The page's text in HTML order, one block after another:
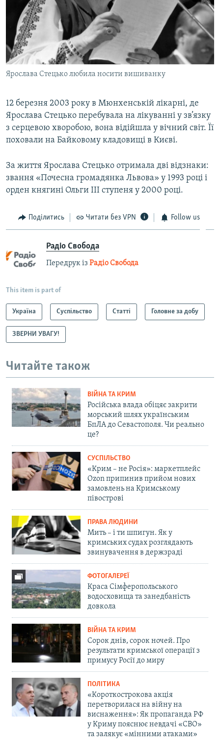
Ярослава Стецько любила носити вишиванку
12 березня 2003 року в Мюнхенській лікарні, де
Ярослава Стецько перебувала на лікуванні у зв’язку
з серцевою хворобою, вона відійшла у вічний світ. Її
поховали на Байковому кладовищі в Києві.
За життя Ярослава Стецько отримала дві відзнаки:
звання «Почесна громадянка Львова» у 1993 році і
орден княгині Ольги ІІІ ступеня у 2000 році.
Поділитись Читати без VPN Follow us
Радіо Свобода
Передрук із Радіо Свобода
This item is part of
Україна Суспільство Статті Головне за добу
ЗВЕРНИ УВАГУ!
Читайте також
ВІЙНА ТА КРИМ
Російська влада обіцяє закрити
морський шлях українським
БпЛА до Севастополя. Чи реально
це?
СУСПІЛЬСТВО
«Крим – не Росія»: маркетплейс
Ozon припинив прийом нових
замовлень на Кримському
півострові
ПРАВА ЛЮДИНИ
Мить – і ти шпигун. Як у
кримських судах розглядають
звинувачення в держзраді
ФОТОГАЛЕРЕЇ
Краса Сімферопольського
водосховища та занедбаність
довкола
ВІЙНА ТА КРИМ
Сорок днів, сорок ночей. Про
результати кримської операції з
примусу Росії до миру
ПОЛІТИКА
«Короткострокова акція
перетворилася на війну на
виснаження»: Як пропаганда РФ
у Криму пояснює невдачі «СВО»
та залякує «мінними атаками»